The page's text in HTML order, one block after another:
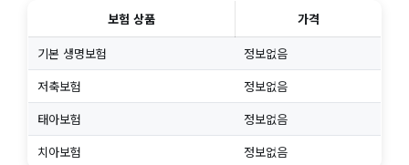
보험 상품
가격
기본 생명보험
정보없음
저축보험
정보없음
태아보험
정보없음
치아보험
정보없음